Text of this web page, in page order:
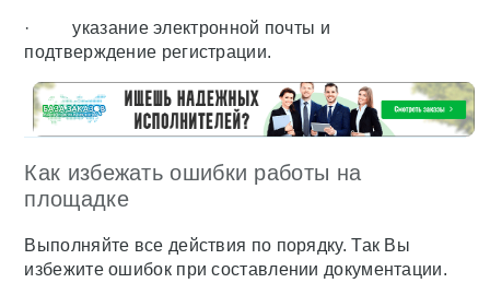
· указание электронной почты и
подтверждение регистрации.
Как избежать ошибки работы на
площадке
Выполняйте все действия по порядку. Так Вы
избежите ошибок при составлении документации.